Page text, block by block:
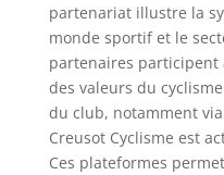
partenariat illustre la
monde sportif et le
partenaires participent
des valeurs du
du club, notamment
Creusot Cyclisme est
Ces plateformes